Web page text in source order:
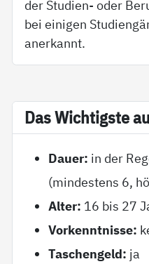
der Studien- oder
bei einigen
anerkannt.
Das Wich­tigs­te
Dauer: in der
(mindestens 6,
Alter: 16 bis 27
Vorkenntnisse:
Taschengeld: ja